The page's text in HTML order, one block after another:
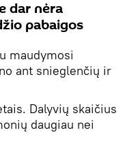
dar nėra
pabaigos
maudymosi
ant snieglenčių ir
Dalyvių skaičius
daugiau nei